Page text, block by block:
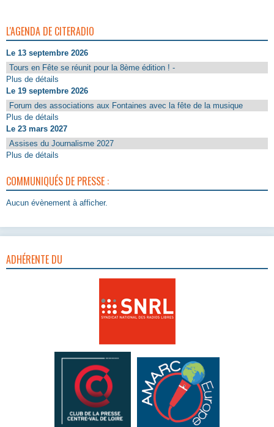
L'AGENDA DE CITERADIO
Le 13 septembre 2026
Tours en Fête se réunit pour la 8ème édition ! -
Plus de détails
Le 19 septembre 2026
Forum des associations aux Fontaines avec la fête de la musique
Plus de détails
Le 23 mars 2027
Assises du Journalisme 2027
Plus de détails
COMMUNIQUÉS DE PRESSE :
Aucun évènement à afficher.
ADHÉRENTE DU